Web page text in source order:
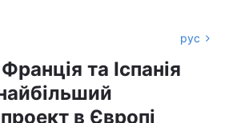
рус
та Іспанія
в Європі